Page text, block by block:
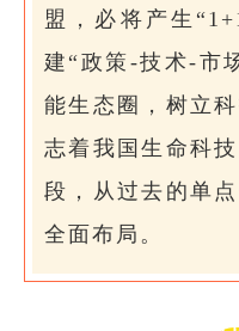
盟，必将产生
建“政策-技术-市
能生态圈，树立
志着我国生命科
段，从过去的单
全面布局。